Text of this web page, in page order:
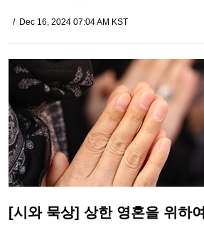
Dec 16, 2024 07:04 AM KST
[시와 묵상] 상한 영혼을 위하여